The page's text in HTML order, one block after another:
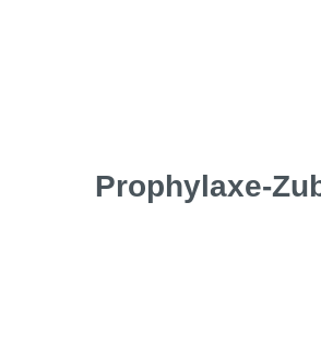
Prophylaxe-